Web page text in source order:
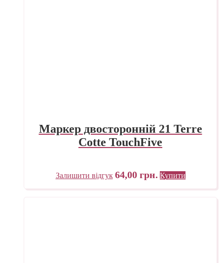
Маркер двосторонній 21 Terre
Cotte TouchFive
Залишити відгук 64,00 грн. Купити